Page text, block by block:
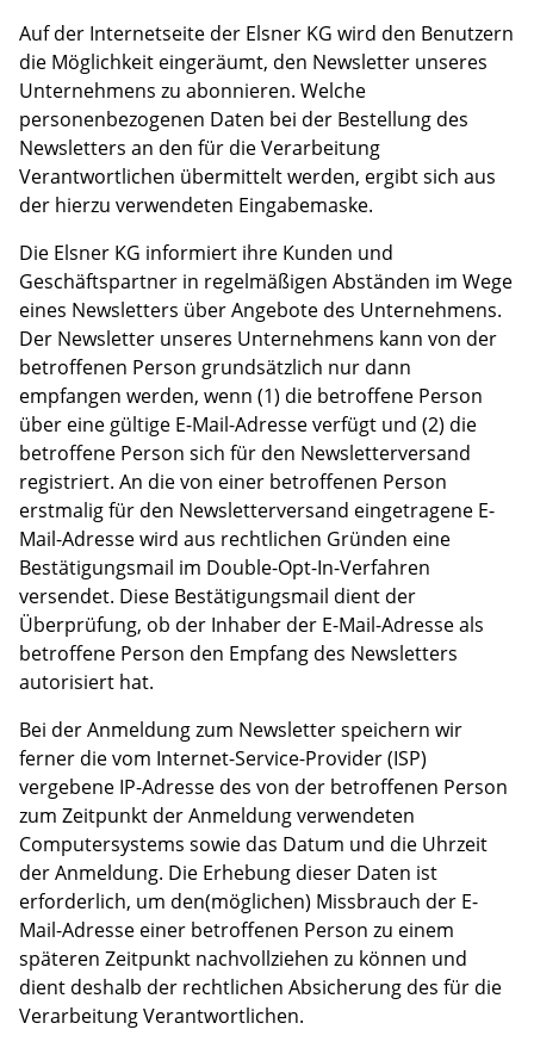
Auf der Internetseite der Elsner KG wird den Benutzern
die Möglichkeit eingeräumt, den Newsletter unseres
Unternehmens zu abonnieren. Welche
personenbezogenen Daten bei der Bestellung des
Newsletters an den für die Verarbeitung
Verantwortlichen übermittelt werden, ergibt sich aus
der hierzu verwendeten Eingabemaske.
Die Elsner KG informiert ihre Kunden und
Geschäftspartner in regelmäßigen Abständen im Wege
eines Newsletters über Angebote des Unternehmens.
Der Newsletter unseres Unternehmens kann von der
betroffenen Person grundsätzlich nur dann
empfangen werden, wenn (1) die betroffene Person
über eine gültige E-Mail-Adresse verfügt und (2) die
betroffene Person sich für den Newsletterversand
registriert. An die von einer betroffenen Person
erstmalig für den Newsletterversand eingetragene E-
Mail-Adresse wird aus rechtlichen Gründen eine
Bestätigungsmail im Double-Opt-In-Verfahren
versendet. Diese Bestätigungsmail dient der
Überprüfung, ob der Inhaber der E-Mail-Adresse als
betroffene Person den Empfang des Newsletters
autorisiert hat.
Bei der Anmeldung zum Newsletter speichern wir
ferner die vom Internet-Service-Provider (ISP)
vergebene IP-Adresse des von der betroffenen Person
zum Zeitpunkt der Anmeldung verwendeten
Computersystems sowie das Datum und die Uhrzeit
der Anmeldung. Die Erhebung dieser Daten ist
erforderlich, um den(möglichen) Missbrauch der E-
Mail-Adresse einer betroffenen Person zu einem
späteren Zeitpunkt nachvollziehen zu können und
dient deshalb der rechtlichen Absicherung des für die
Verarbeitung Verantwortlichen.